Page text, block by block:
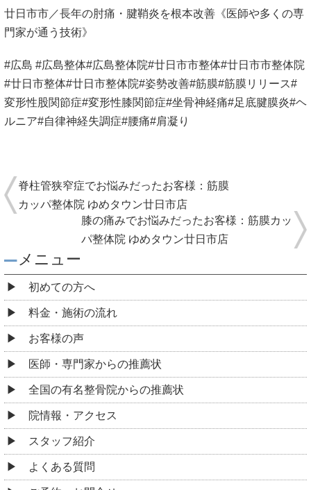
廿日市市／長年の肘痛・腱鞘炎を根本改善《医師や多くの専
門家が通う技術》
#広島 #広島整体#広島整体院#廿日市市整体#廿日市市整体院
#廿日市整体#廿日市整体院#姿勢改善#筋膜#筋膜リリース#
変形性股関節症#変形性膝関節症#坐骨神経痛#足底腱膜炎#ヘ
ルニア#自律神経失調症#腰痛#肩凝り
脊柱管狭窄症でお悩みだったお客様：筋膜
カッパ整体院 ゆめタウン廿日市店
膝の痛みでお悩みだったお客様：筋膜カッ
パ整体院 ゆめタウン廿日市店
メニュー
初めての方へ
料金・施術の流れ
お客様の声
医師・専門家からの推薦状
全国の有名整骨院からの推薦状
院情報・アクセス
スタッフ紹介
よくある質問